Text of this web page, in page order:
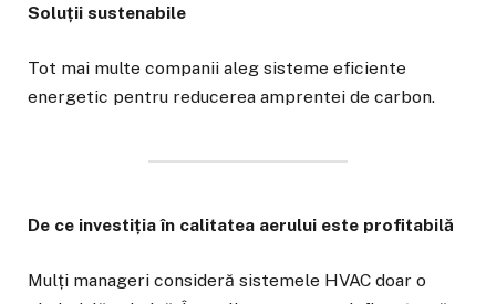
Soluții sustenabile
Tot mai multe companii aleg sisteme eficiente
energetic pentru reducerea amprentei de carbon.
De ce investiția în calitatea aerului este profitabilă
Mulți manageri consideră sistemele HVAC doar o